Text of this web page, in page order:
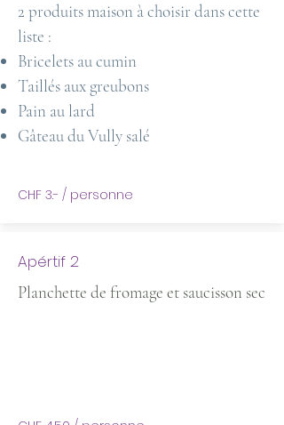
2 produits maison à choisir dans cette
liste :
Bricelets au cumin
Taillés aux greubons
Pain au lard
Gâteau du Vully salé
CHF 3.- / personne
Apértif 2
Planchette de fromage et saucisson sec